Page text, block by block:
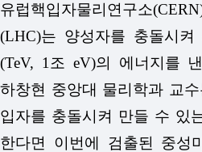
유럽핵입자물리연구소
(LHC)는 양성자를 충돌시켜
(TeV, 1조 eV)의 에너지를
하창현 중앙대 물리학과 교
입자를 충돌시켜 만들 수 있
한다면 이번에 검출된 중성